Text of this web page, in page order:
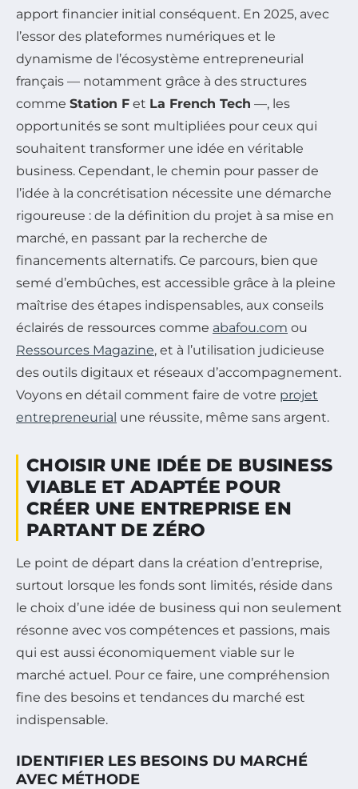
apport financier initial conséquent. En 2025, avec
l’essor des plateformes numériques et le
dynamisme de l’écosystème entrepreneurial
français — notamment grâce à des structures
comme Station F et La French Tech —, les
opportunités se sont multipliées pour ceux qui
souhaitent transformer une idée en véritable
business. Cependant, le chemin pour passer de
l’idée à la concrétisation nécessite une démarche
rigoureuse : de la définition du projet à sa mise en
marché, en passant par la recherche de
financements alternatifs. Ce parcours, bien que
semé d’embûches, est accessible grâce à la pleine
maîtrise des étapes indispensables, aux conseils
éclairés de ressources comme abafou.com ou
Ressources Magazine, et à l’utilisation judicieuse
des outils digitaux et réseaux d’accompagnement.
Voyons en détail comment faire de votre projet
entrepreneurial une réussite, même sans argent.
CHOISIR UNE IDÉE DE BUSINESS
VIABLE ET ADAPTÉE POUR
CRÉER UNE ENTREPRISE EN
PARTANT DE ZÉRO
Le point de départ dans la création d’entreprise,
surtout lorsque les fonds sont limités, réside dans
le choix d’une idée de business qui non seulement
résonne avec vos compétences et passions, mais
qui est aussi économiquement viable sur le
marché actuel. Pour ce faire, une compréhension
fine des besoins et tendances du marché est
indispensable.
IDENTIFIER LES BESOINS DU MARCHÉ
AVEC MÉTHODE